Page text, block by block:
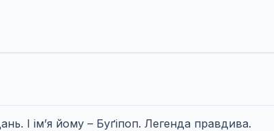
І ім’я йому – Буґіпоп. Легенда правдива.